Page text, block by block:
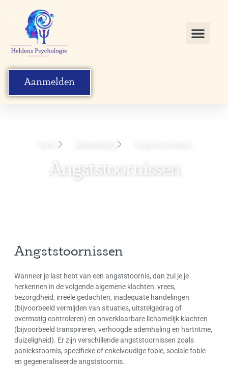
Aanmelden
Angststoornissen
Angststoornissen
Wanneer je last hebt van een angststoornis, dan zul je je
herkennen in de volgende algemene klachten: vrees,
bezorgdheid, irreële gedachten, inadequate handelingen
(bijvoorbeeld vermijden van situaties, uitstelgedrag of
overmatig controleren) en onverklaarbare lichamelijk klachten
(bijvoorbeeld transpireren, verhoogde ademhaling en hartritme,
duizeligheid). Er zijn verschillende angststoornissen zoals
paniekstoornis, specifieke of enkelvoudige fobie, sociale fobie
en gegeneraliseerde angststoornis.